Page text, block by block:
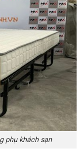
phụ khách sạn